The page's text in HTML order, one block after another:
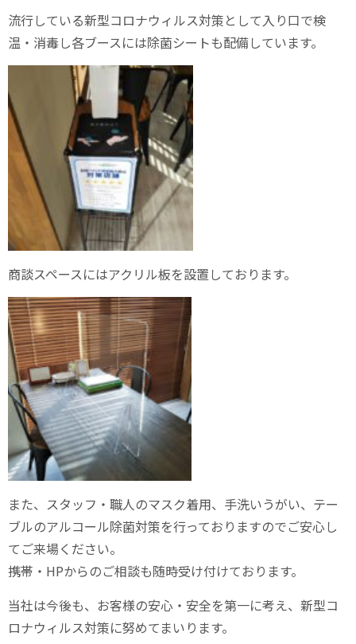
流行している新型コロナウィルス対策として入り口で検
温・消毒し各ブースには除菌シートも配備しています。
商談スペースにはアクリル板を設置しております。
また、スタッフ・職人のマスク着用、手洗いうがい、テー
ブルのアルコール除菌対策を行っておりますのでご安心し
てご来場ください。
携帯・HPからのご相談も随時受け付けております。
当社は今後も、お客様の安心・安全を第一に考え、新型コ
ロナウィルス対策に努めてまいります。